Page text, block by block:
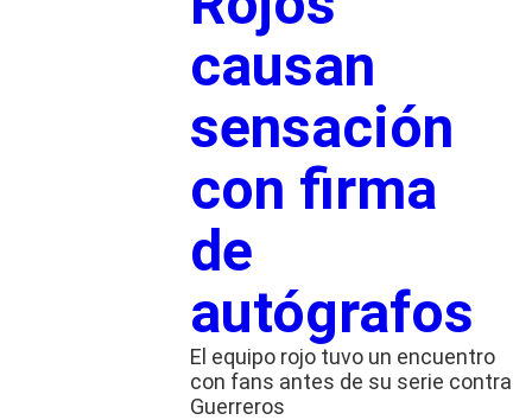
causan
sensación
con firma
de
autógrafos
El equipo rojo tuvo un encuentro
con fans antes de su serie contra
Guerreros